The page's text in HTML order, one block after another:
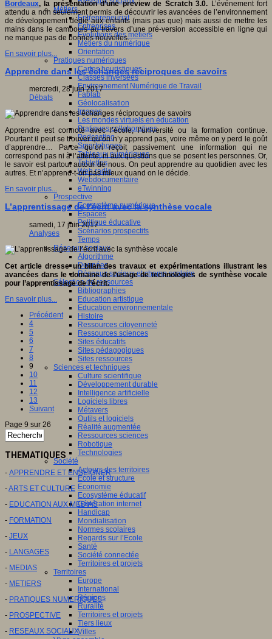
Métiers
Entrepreneuriat
Entreprises
Evolutions des métiers
Métiers du numérique
Orientation
Pratiques numériques
Cartes heuristiques
Classes inversées
Environnement Numérique de Travail
Fablab
Géolocalisation
Images
Les mondes virtuels en éducation
Pratiques collaboratives
Podcasting
Smartphones
Tableaux numériques
Tablettes
Web radio
Webdocumentaire
eTwinning
Prospective
Ecosystème numérique
Espaces
Politique éducative
Scénarios prospectifs
Temps
Réseaux sociaux
Algorithme
Données
Réseaux sociaux et champ scolaire
Sélection de ressources
Bibliographies
Education artistique
Education environnementale
Histoire
Ressources citoyenneté
Ressources sciences
Sites éducatifs
Sites pédagogiques
Sites ressources
Sciences et techniques
Culture scientifique
Développement durable
Intelligence artificielle
Logiciels libres
Métavers
Outils et logiciels
Réalité augmentée
Ressources sciences
Robotique
Technologies
Société
Acteurs des territoires
Ecole et structure
Economie
Ecosystème éducatif
Génération internet
Handicap
Mondialisation
Normes scolaires
Regards sur l’Ecole
Santé
Société connectée
Territoires et projets
Territoires
Europe
International
Régions
Ruralité
Territoires et projets
Tiers lieux
Villes
Bordeaux, la présentation d’une preview de Scratch 3.0. L’événement fort
attendu a non seulement permis de découvrir les avancées de l’environnement
de développement dédié aux enfants (mais pas que) mais aussi de mettre les
mains dans le cambouis au travers d’une pré-version accessible en ligne qui
ne manque pas de bonnes nouvelles.
En savoir plus...
Apprendre dans les échanges réciproques de savoirs
mercredi, 28 juin 2017
Débats
Apprendre est connoté avec l’école, l’université ou la formation continue.
Pourtant il peut se trouver qu’on n’y apprend pas, voire même on y perd le goût
d’apprendre… Parce qu’on reçoit passivement une information qui ne
correspond pas ni à l’attente, ni aux questions que se posent les personnes. Or,
le savoir est partout autour de nous. On peut apprendre au quotidien avec les
autres. Et n’apprend-t-on pas mieux quand on le décide.
En savoir plus...
L’apprentissage de l’écrit avec la synthèse vocale
samedi, 17 juin 2017
Analyses
Cet article dresse un bilan des travaux et expérimentations illustrant les
avancées dans le domaine de l’usage de technologies de synthèse vocale
pour l’apprentissage de l’écrit.
En savoir plus...
Précédent
4
5
6
7
8
9
10
11
12
13
Suivant
Page 9 sur 26
THEMATIQUES
- APPRENDRE ET ENSEIGNER
-ARTS ET CULTURE
- EDUCATION AUX MEDIAS
- FORMATION
- JEUX
- LANGAGES
- MEDIAS
- METIERS
- PRATIQUES NUMERIQUES
- PROSPECTIVE
- RESEAUX SOCIAUX